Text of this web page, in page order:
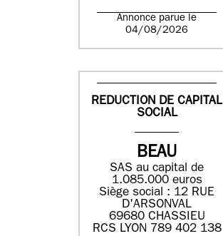
Annonce parue le
04/08/2026
REDUCTION DE CAPITAL
SOCIAL
BEAU
SAS au capital de
1.085.000 euros
Siège social : 12 RUE
D'ARSONVAL
69680 CHASSIEU
RCS LYON 789 402 138